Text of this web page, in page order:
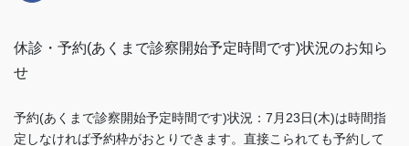
休診・予約(あくまで診察開始予定時間です)状況のお知ら
せ
予約(あくまで診察開始予定時間です)状況：7月23日(木)は時間指
定しなければ予約枠がおとりできます。直接こられても予約して